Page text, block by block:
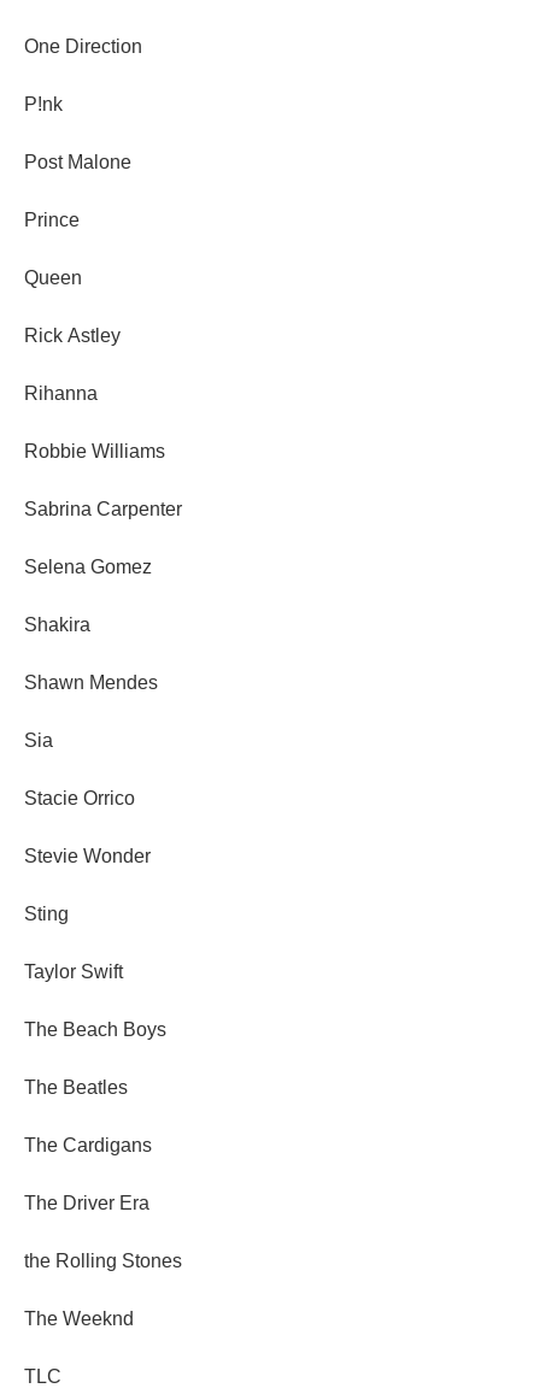
One Direction
P!nk
Post Malone
Prince
Queen
Rick Astley
Rihanna
Robbie Williams
Sabrina Carpenter
Selena Gomez
Shakira
Shawn Mendes
Sia
Stacie Orrico
Stevie Wonder
Sting
Taylor Swift
The Beach Boys
The Beatles
The Cardigans
The Driver Era
the Rolling Stones
The Weeknd
TLC